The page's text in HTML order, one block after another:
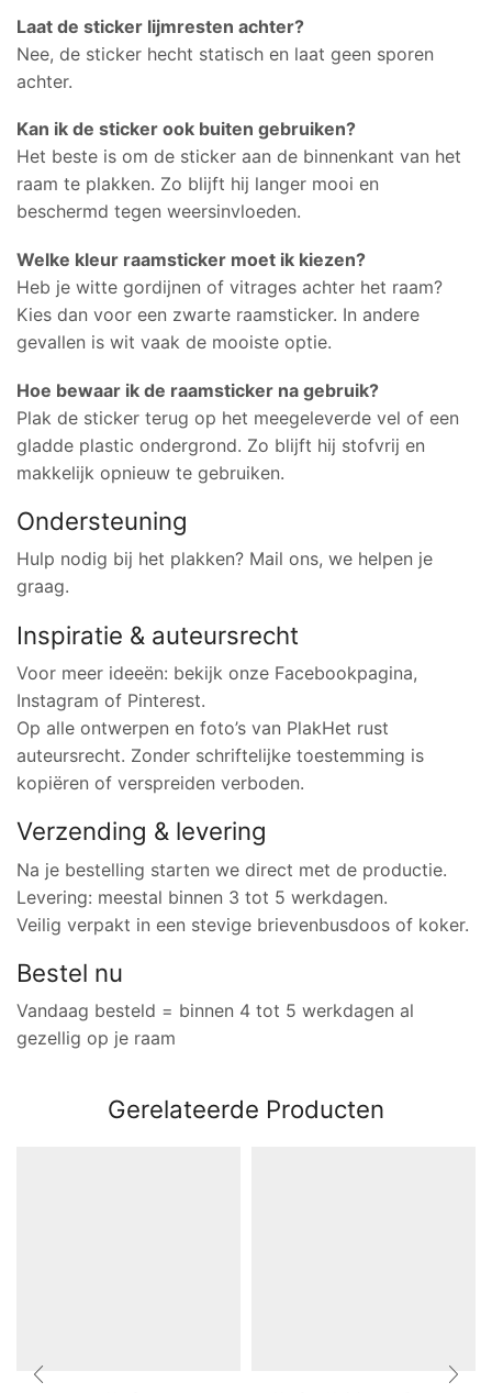
Laat de sticker lijmresten achter?
Nee, de sticker hecht statisch en laat geen sporen
achter.
Kan ik de sticker ook buiten gebruiken?
Het beste is om de sticker aan de binnenkant van het
raam te plakken. Zo blijft hij langer mooi en
beschermd tegen weersinvloeden.
Welke kleur raamsticker moet ik kiezen?
Heb je witte gordijnen of vitrages achter het raam?
Kies dan voor een zwarte raamsticker. In andere
gevallen is wit vaak de mooiste optie.
Hoe bewaar ik de raamsticker na gebruik?
Plak de sticker terug op het meegeleverde vel of een
gladde plastic ondergrond. Zo blijft hij stofvrij en
makkelijk opnieuw te gebruiken.
Ondersteuning
Hulp nodig bij het plakken? Mail ons, we helpen je
graag.
Inspiratie & auteursrecht
Voor meer ideeën: bekijk onze Facebookpagina,
Instagram of Pinterest.
Op alle ontwerpen en foto’s van PlakHet rust
auteursrecht. Zonder schriftelijke toestemming is
kopiëren of verspreiden verboden.
Verzending & levering
Na je bestelling starten we direct met de productie.
Levering: meestal binnen 3 tot 5 werkdagen.
Veilig verpakt in een stevige brievenbusdoos of koker.
Bestel nu
Vandaag besteld = binnen 4 tot 5 werkdagen al
gezellig op je raam
Gerelateerde Producten